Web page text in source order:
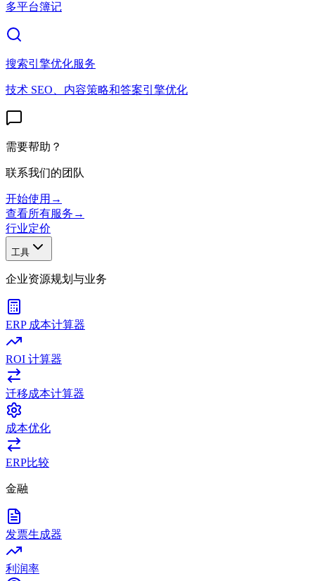
多平台簿记
搜索引擎优化服务
技术 SEO、内容策略和答案引擎优化
需要帮助？
联系我们的团队
开始使用 →
查看所有服务 →
行业定价
工具
企业资源规划与业务
ERP 成本计算器
ROI 计算器
迁移成本计算器
成本优化
ERP比较
金融
发票生成器
利润率